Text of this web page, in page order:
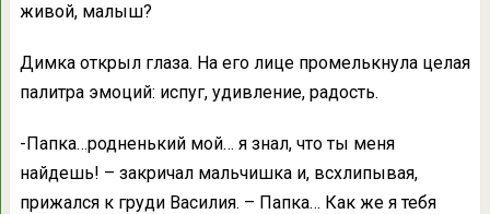
живой, малыш?
Димка открыл глаза. На его лице промелькнула целая
палитра эмоций: испуг, удивление, радость.
-Папка…родненький мой… я знал, что ты меня
найдешь! – закричал мальчишка и, всхлипывая,
прижался к груди Василия. – Папка… Как же я тебя